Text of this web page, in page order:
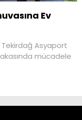
Ev
Tekirdağ Asyaport
mücadele